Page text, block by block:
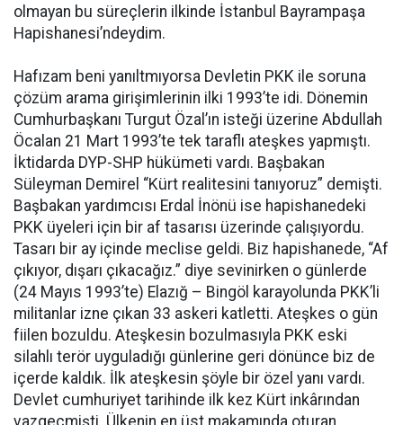
olmayan bu süreçlerin ilkinde İstanbul Bayrampaşa
Hapishanesi’ndeydim.
Hafızam beni yanıltmıyorsa Devletin PKK ile soruna
çözüm arama girişimlerinin ilki 1993’te idi. Dönemin
Cumhurbaşkanı Turgut Özal’ın isteği üzerine Abdullah
Öcalan 21 Mart 1993’te tek taraflı ateşkes yapmıştı.
İktidarda DYP-SHP hükümeti vardı. Başbakan
Süleyman Demirel “Kürt realitesini tanıyoruz” demişti.
Başbakan yardımcısı Erdal İnönü ise hapishanedeki
PKK üyeleri için bir af tasarısı üzerinde çalışıyordu.
Tasarı bir ay içinde meclise geldi. Biz hapishanede, “Af
çıkıyor, dışarı çıkacağız.” diye sevinirken o günlerde
(24 Mayıs 1993’te) Elazığ – Bingöl karayolunda PKK’li
militanlar izne çıkan 33 askeri katletti. Ateşkes o gün
fiilen bozuldu. Ateşkesin bozulmasıyla PKK eski
silahlı terör uyguladığı günlerine geri dönünce biz de
içerde kaldık. İlk ateşkesin şöyle bir özel yanı vardı.
Devlet cumhuriyet tarihinde ilk kez Kürt inkârından
vazgeçmişti. Ülkenin en üst makamında oturan